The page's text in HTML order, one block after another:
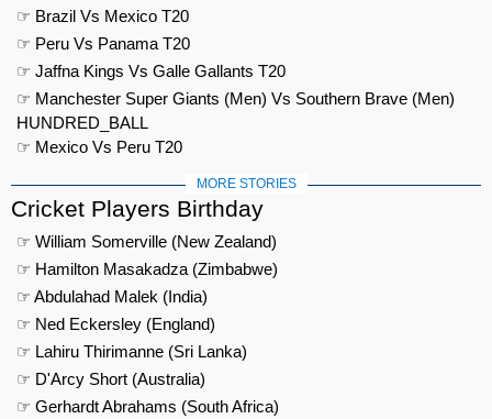
☞ Brazil Vs Mexico T20
☞ Peru Vs Panama T20
☞ Jaffna Kings Vs Galle Gallants T20
☞ Manchester Super Giants (Men) Vs Southern Brave (Men)
HUNDRED_BALL
☞ Mexico Vs Peru T20
MORE STORIES
Cricket Players Birthday
☞ William Somerville (New Zealand)
☞ Hamilton Masakadza (Zimbabwe)
☞ Abdulahad Malek (India)
☞ Ned Eckersley (England)
☞ Lahiru Thirimanne (Sri Lanka)
☞ D'Arcy Short (Australia)
☞ Gerhardt Abrahams (South Africa)